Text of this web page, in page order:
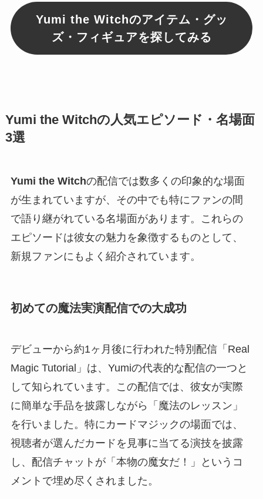
Yumi the Witchのアイテム・グッ
ズ・フィギュアを探してみる
Yumi the Witchの人気エピソード・名場面
3選
Yumi the Witchの配信では数多くの印象的な場面
が生まれていますが、その中でも特にファンの間
で語り継がれている名場面があります。これらの
エピソードは彼女の魅力を象徴するものとして、
新規ファンにもよく紹介されています。
初めての魔法実演配信での大成功
デビューから約1ヶ月後に行われた特別配信「Real
Magic Tutorial」は、Yumiの代表的な配信の一つと
して知られています。この配信では、彼女が実際
に簡単な手品を披露しながら「魔法のレッスン」
を行いました。特にカードマジックの場面では、
視聴者が選んだカードを見事に当てる演技を披露
し、配信チャットが「本物の魔女だ！」というコ
メントで埋め尽くされました。